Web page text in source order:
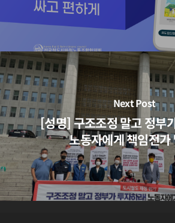
Next Post
[성명] 구조조정 말고 정부
노동자에게 책임전가